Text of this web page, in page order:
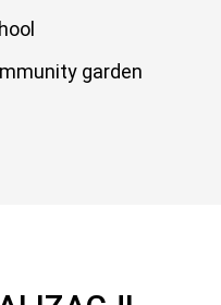
garden